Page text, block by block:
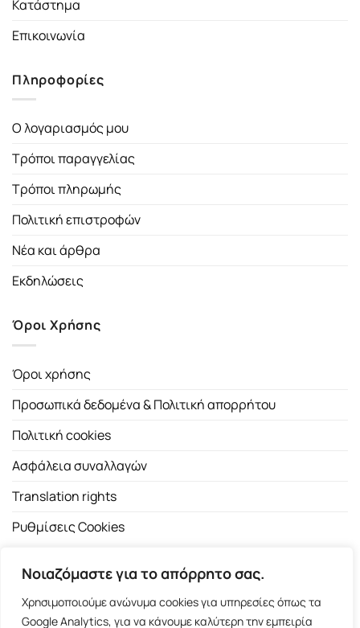
Νοιαζόμαστε για το απόρρητο σας.
Χρησιμοποιούμε ανώνυμα cookies για υπηρεσίες όπως τα
Google Analytics, για να κάνουμε καλύτερη την εμπειρία
Κατάστημα
Επικοινωνία
Πληροφορίες
Ο λογαριασμός μου
Τρόποι παραγγελίας
Τρόποι πληρωμής
Πολιτική επιστροφών
Νέα και άρθρα
Εκδηλώσεις
Όροι Χρήσης
Όροι χρήσης
Προσωπικά δεδομένα & Πολιτική απορρήτου
Πολιτική cookies
Ασφάλεια συναλλαγών
Translation rights
Ρυθμίσεις Cookies